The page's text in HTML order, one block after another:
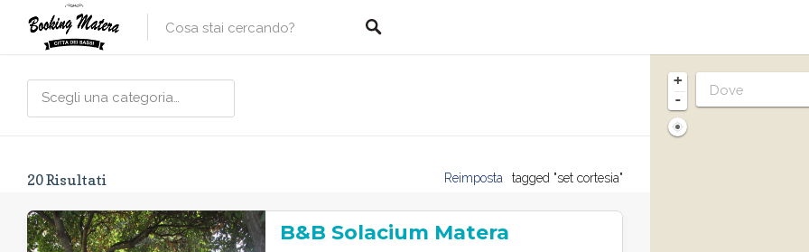
Scegli una categoria…
20Risultati tagged "set cortesia"
Reimposta
B&B Solacium Matera
+
-